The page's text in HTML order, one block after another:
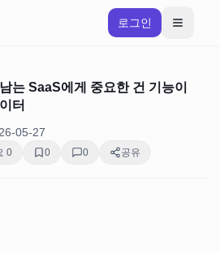
로그인
는 SaaS에게 중요한 건 기능이
터
05-27
0 0 0 공유